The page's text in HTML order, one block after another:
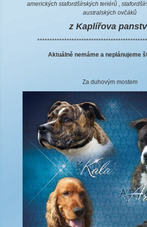
amerických stafordšírských teriérů,
australských ovčáků
z Kaplířova
Aktuálně nemáme a neplánujeme
Za duhovým mostem